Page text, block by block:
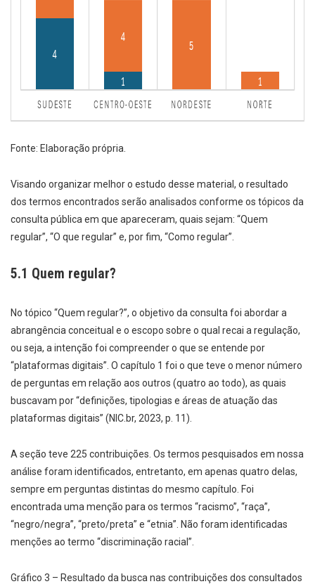
Fonte: Elaboração própria.
Visando organizar melhor o estudo desse material, o resultado
dos termos encontrados serão analisados conforme os tópicos da
consulta pública em que apareceram, quais sejam: “Quem
regular”, “O que regular” e, por fim, “Como regular”.
5.1 Quem regular?
No tópico “Quem regular?”, o objetivo da consulta foi abordar a
abrangência conceitual e o escopo sobre o qual recai a regulação,
ou seja, a intenção foi compreender o que se entende por
“plataformas digitais”. O capítulo 1 foi o que teve o menor número
de perguntas em relação aos outros (quatro ao todo), as quais
buscavam por “definições, tipologias e áreas de atuação das
plataformas digitais” (NIC.br, 2023, p. 11).
A seção teve 225 contribuições. Os termos pesquisados em nossa
análise foram identificados, entretanto, em apenas quatro delas,
sempre em perguntas distintas do mesmo capítulo. Foi
encontrada uma menção para os termos “racismo”, “raça”,
“negro/negra”, “preto/preta” e “etnia”. Não foram identificadas
menções ao termo “discriminação racial”.
Gráfico 3 – Resultado da busca nas contribuições dos consultados